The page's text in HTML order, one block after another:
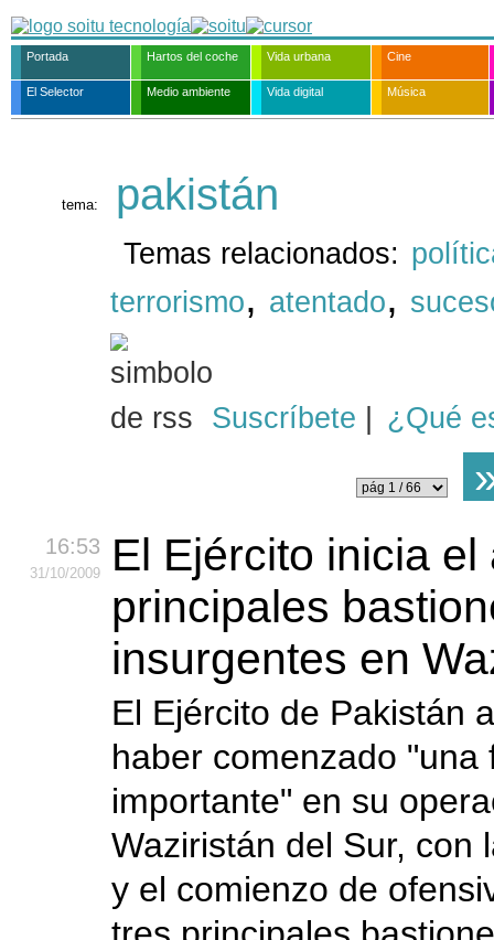
Portada Hartos del coche Vida urbana Cine
El Selector Medio ambiente Vida digital Música
tema: pakistán
Temas relacionados:
terrorismo, atentado,
Suscríbete ¿Qué
16:53
31/10/2009
El Ejército inicia
principales
insurgentes en
El Ejército de Pakistán
haber comenzado "una
importante" en su
Waziristán del Sur, con
y el comienzo de